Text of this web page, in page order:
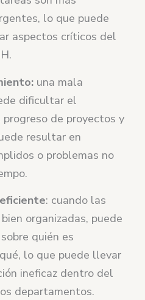
lo que puede
aspectos críticos del
una mala
dificultar el
de proyectos y
resultar en
o problemas no
: cuando las
organizadas, puede
quién es
lo que puede llevar
ineficaz dentro del
departamentos.